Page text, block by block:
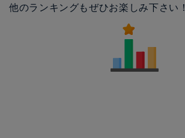
他のランキングもぜひお楽しみ下さい！